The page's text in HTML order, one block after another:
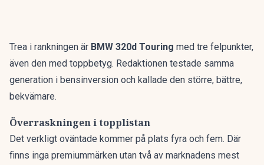
Trea i rankningen är BMW 320d Touring med tre felpunkter,
även den med toppbetyg. Redaktionen testade samma
generation i bensinversion och kallade den större, bättre,
bekvämare.
Överraskningen i topplistan
Det verkligt oväntade kommer på plats fyra och fem. Där
finns inga premiummärken utan två av marknadens mest